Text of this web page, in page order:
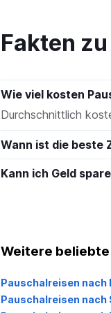
Fakten
Wie viel kosten
Durchschnittlich
Wann ist die beste
Kann ich Geld
Weitere
Pauschalreisen nach
Pauschalreisen nach